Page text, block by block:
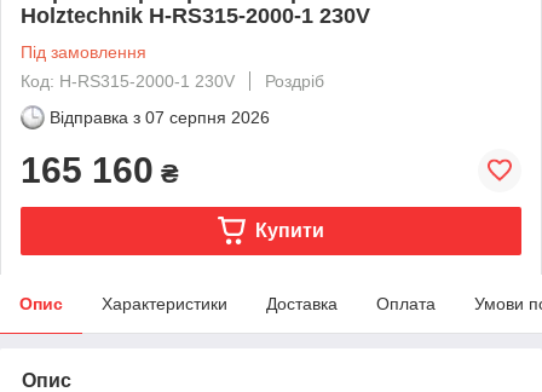
Holztechnik H-RS315-2000-1 230V
Під замовлення
Код: H-RS315-2000-1 230V
Роздріб
Відправка з 07 серпня 2026
165 160 ₴
Купити
Опис Характеристики Доставка Оплата Умови
Опис